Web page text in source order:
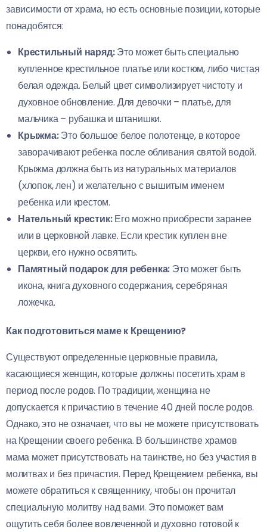
зависимости от храма, но есть основные позиции, которые
понадобятся:
Крестильный наряд:Это может быть специально
купленное крестильное платье или костюм, либо чистая
белая одежда. Белый цвет символизирует чистоту и
духовное обновление. Для девочки – платье, для
мальчика – рубашка и штанишки.
Крыжма:Это большое белое полотенце, в которое
заворачивают ребенка после обливания святой водой.
Крыжма должна быть из натуральных материалов
(хлопок, лен) и желательно с вышитым именем
ребенка или крестом.
Нательный крестик:Его можно приобрести заранее
или в церковной лавке. Если крестик куплен вне
церкви, его нужно освятить.
Памятный подарок для ребенка: Это может быть
икона, книга духовного содержания, серебряная
ложечка.
Как подготовиться маме к Крещению?
Существуют определенные церковные правила,
касающиеся женщин, которые должны посетить храм в
период после родов. По традиции, женщина не
допускается к причастию в течение 40 дней после родов.
Однако, это не означает, что вы не можете присутствовать
на Крещении своего ребенка. В большинстве храмов
мама может присутствовать на таинстве, но без участия в
молитвах и без причастия. Перед Крещением ребенка, вы
можете обратиться к священнику, чтобы он прочитал
специальную молитву над вами. Это поможет вам
ощутить себя более вовлеченной и духовно готовой к